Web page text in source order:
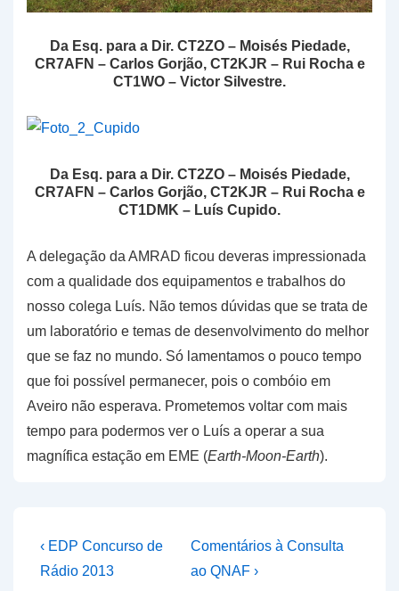
Da Esq. para a Dir. CT2ZO – Moisés Piedade,
CR7AFN – Carlos Gorjão, CT2KJR – Rui Rocha e
CT1WO – Victor Silvestre.
Da Esq. para a Dir. CT2ZO – Moisés Piedade,
CR7AFN – Carlos Gorjão, CT2KJR – Rui Rocha e
CT1DMK – Luís Cupido.
A delegação da AMRAD ficou deveras impressionada
com a qualidade dos equipamentos e trabalhos do
nosso colega Luís. Não temos dúvidas que se trata de
um laboratório e temas de desenvolvimento do melhor
que se faz no mundo. Só lamentamos o pouco tempo
que foi possível permanecer, pois o combóio em
Aveiro não esperava. Prometemos voltar com mais
tempo para podermos ver o Luís a operar a sua
magnífica estação em EME (Earth-Moon-Earth).
Navegação
de
Previous
Post
‹ EDP Concurso de
Rádio 2013
Next
Post
Comentários à Consulta
ao QNAF ›